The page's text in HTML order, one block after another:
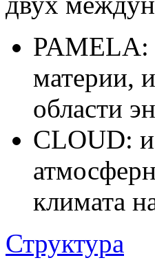
PAMELA:
материи,
области
CLOUD:
климата
Структура